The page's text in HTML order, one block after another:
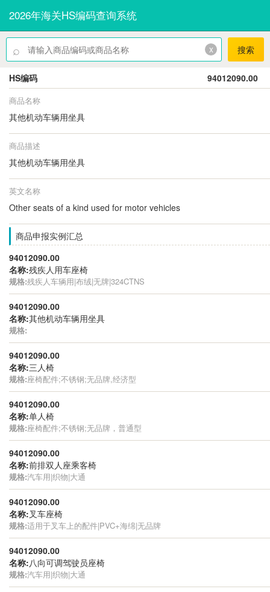
2026年海关HS编码查询系统
⌕ x 搜索
HS编码 94012090.00
商品名称
其他机动车辆用坐具
商品描述
其他机动车辆用坐具
英文名称
Other seats of a kind used for motor vehicles
商品申报实例汇总
94012090.00
名称:残疾人用车座椅
规格:残疾人车辆用|布绒|无牌|324CTNS
94012090.00
名称:其他机动车辆用坐具
规格:
94012090.00
名称:三人椅
规格:座椅配件;不锈钢;无品牌,经济型
94012090.00
名称:单人椅
规格:座椅配件;不锈钢;无品牌，普通型
94012090.00
名称:前排双人座乘客椅
规格:汽车用|织物|大通
94012090.00
名称:叉车座椅
规格:适用于叉车上的配件|PVC+海绵|无品牌
94012090.00
名称:八向可调驾驶员座椅
规格:汽车用|织物|大通